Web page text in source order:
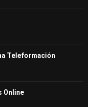
Teleformación
Online